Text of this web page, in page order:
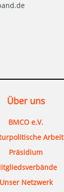
Über uns
BMCO e.V.
Arbeit
Präsidium
Unser Netzwerk